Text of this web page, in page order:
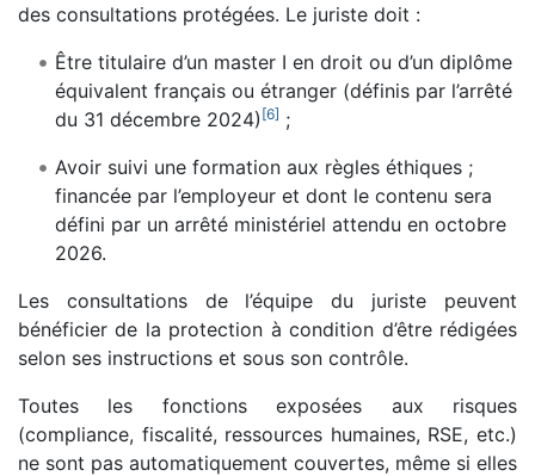
des consultations protégées. Le juriste doit :
Être titulaire d’un master I en droit ou d’un diplôme
équivalent français ou étranger (définis par l’arrêté
du 31 décembre 2024) [6] ;
Avoir suivi une formation aux règles éthiques ;
financée par l’employeur et dont le contenu sera
défini par un arrêté ministériel attendu en octobre
2026.
Les consultations de l’équipe du juriste peuvent
bénéficier de la protection à condition d’être rédigées
selon ses instructions et sous son contrôle.
Toutes les fonctions exposées aux risques
(compliance, fiscalité, ressources humaines, RSE, etc.)
ne sont pas automatiquement couvertes, même si elles